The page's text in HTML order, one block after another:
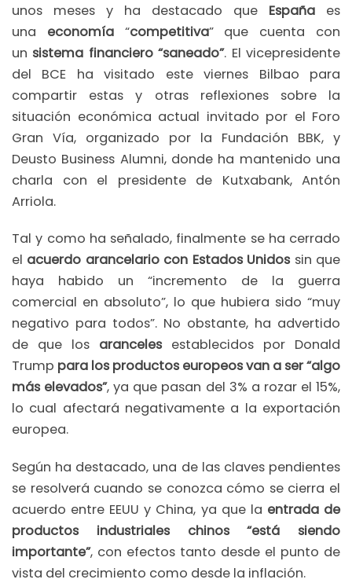
unos meses y ha destacado que España es
una economía “competitiva” que cuenta con
un sistema financiero “saneado”. El vicepresidente
del BCE ha visitado este viernes Bilbao para
compartir estas y otras reflexiones sobre la
situación económica actual invitado por el Foro
Gran Vía, organizado por la Fundación BBK, y
Deusto Business Alumni, donde ha mantenido una
charla con el presidente de Kutxabank, Antón
Arriola.
Tal y como ha señalado, finalmente se ha cerrado
el acuerdo arancelario con Estados Unidos sin que
haya habido un “incremento de la guerra
comercial en absoluto”, lo que hubiera sido “muy
negativo para todos”. No obstante, ha advertido
de que los aranceles establecidos por Donald
Trump para los productos europeos van a ser “algo
más elevados”, ya que pasan del 3% a rozar el 15%,
lo cual afectará negativamente a la exportación
europea.
Según ha destacado, una de las claves pendientes
se resolverá cuando se conozca cómo se cierra el
acuerdo entre EEUU y China, ya que la entrada de
productos industriales chinos “está siendo
importante”, con efectos tanto desde el punto de
vista del crecimiento como desde la inflación.